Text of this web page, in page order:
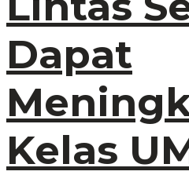
Dapat
Kelas